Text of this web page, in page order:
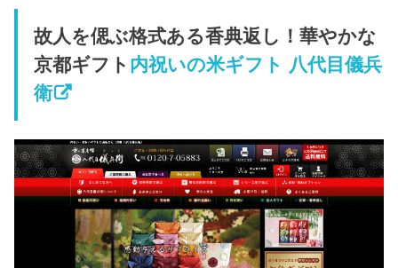
故人を偲ぶ格式ある香典返し！華やかな
京都ギフト 内祝いの米ギフト 八代目儀兵
衛